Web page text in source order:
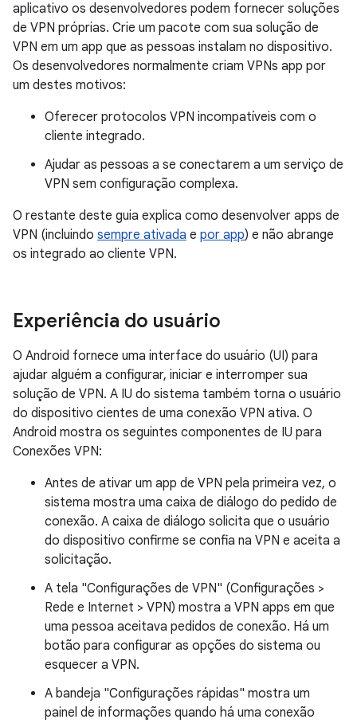
aplicativo os desenvolvedores podem fornecer soluções
de VPN próprias. Crie um pacote com sua solução de
VPN em um app que as pessoas instalam no dispositivo.
Os desenvolvedores normalmente criam VPNs app por
um destes motivos:
Oferecer protocolos VPN incompatíveis com o
cliente integrado.
Ajudar as pessoas a se conectarem a um serviço de
VPN sem configuração complexa.
O restante deste guia explica como desenvolver apps de
VPN (incluindo sempre ativada e por app) e não abrange
os integrado ao cliente VPN.
Experiência do usuário
O Android fornece uma interface do usuário (UI) para
ajudar alguém a configurar, iniciar e interromper sua
solução de VPN. A IU do sistema também torna o usuário
do dispositivo cientes de uma conexão VPN ativa. O
Android mostra os seguintes componentes de IU para
Conexões VPN:
Antes de ativar um app de VPN pela primeira vez, o
sistema mostra uma caixa de diálogo do pedido de
conexão. A caixa de diálogo solicita que o usuário
do dispositivo confirme se confia na VPN e aceita a
solicitação.
A tela "Configurações de VPN" (Configurações >
Rede e Internet > VPN) mostra a VPN apps em que
uma pessoa aceitava pedidos de conexão. Há um
botão para configurar as opções do sistema ou
esquecer a VPN.
A bandeja "Configurações rápidas" mostra um
painel de informações quando há uma conexão